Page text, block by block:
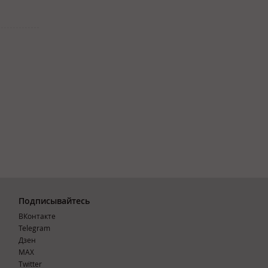
Подписывайтесь
ВКонтакте
Telegram
Дзен
MAX
Тwitter